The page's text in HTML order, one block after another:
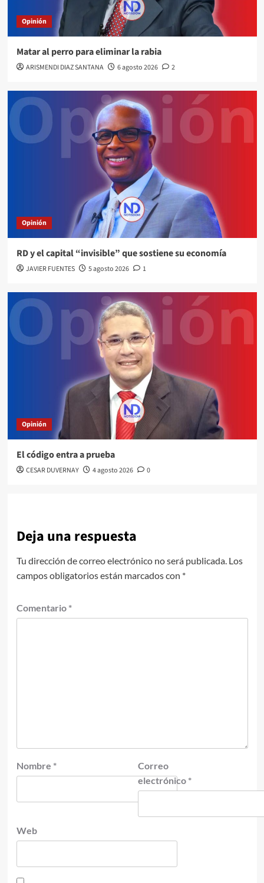
Opinión
Matar al perro para eliminar la rabia
ARISMENDI DIAZ SANTANA 6 agosto 2026 2
Opinión
RD y el capital “invisible” que sostiene su economía
JAVIER FUENTES 5 agosto 2026 1
Opinión
El código entra a prueba
CESAR DUVERNAY 4 agosto 2026 0
Deja una respuesta
Tu dirección de correo electrónico no será publicada. Los
campos obligatorios están marcados con *
Comentario *
Nombre *
Correo
electrónico *
Web